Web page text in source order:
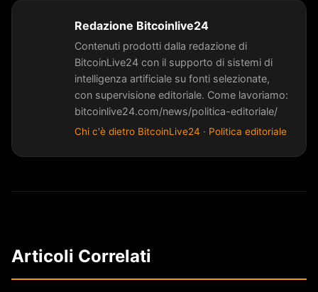
Redazione Bitcoinlive24
Contenuti prodotti dalla redazione di
BitcoinLive24 con il supporto di sistemi di
intelligenza artificiale su fonti selezionate,
con supervisione editoriale. Come lavoriamo:
bitcoinlive24.com/news/politica-editoriale/
Chi c'è dietro BitcoinLive24 · Politica editoriale
Articoli Correlati